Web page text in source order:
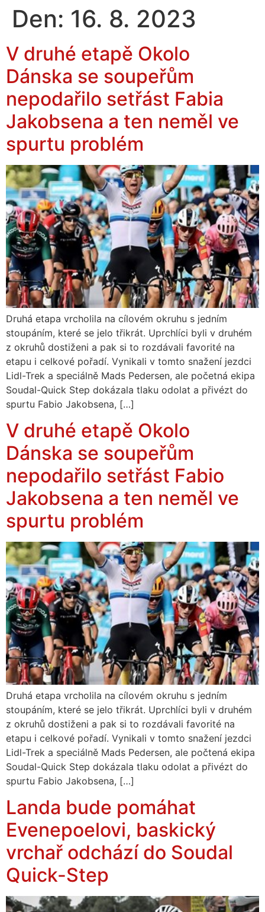
Den: 16. 8. 2023
V druhé etapě Okolo
Dánska se soupeřům
nepodařilo setřást Fabia
Jakobsena a ten neměl ve
spurtu problém
Druhá etapa vrcholila na cílovém okruhu s jedním
stoupáním, které se jelo třikrát. Uprchlíci byli v druhém
z okruhů dostiženi a pak si to rozdávali favorité na
etapu i celkové pořadí. Vynikali v tomto snažení jezdci
Lidl-Trek a speciálně Mads Pedersen, ale početná ekipa
Soudal-Quick Step dokázala tlaku odolat a přivézt do
spurtu Fabio Jakobsena, […]
V druhé etapě Okolo
Dánska se soupeřům
nepodařilo setřást Fabio
Jakobsena a ten neměl ve
spurtu problém
Druhá etapa vrcholila na cílovém okruhu s jedním
stoupáním, které se jelo třikrát. Uprchlíci byli v druhém
z okruhů dostiženi a pak si to rozdávali favorité na
etapu i celkové pořadí. Vynikali v tomto snažení jezdci
Lidl-Trek a speciálně Mads Pedersen, ale počtená ekipa
Soudal-Quick Step dokázala tlaku odolat a přivézt do
spurtu Fabio Jakobsena, […]
Landa bude pomáhat
Evenepoelovi, baskický
vrchař odchází do Soudal
Quick-Step